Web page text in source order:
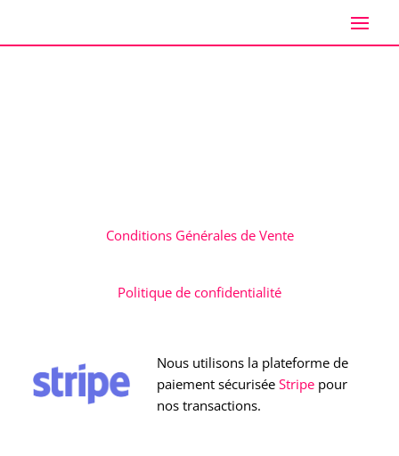
Conditions Générales de Vente
Politique de confidentialité
Nous utilisons la plateforme de
paiement sécuriséeStripe pour
nos transactions.